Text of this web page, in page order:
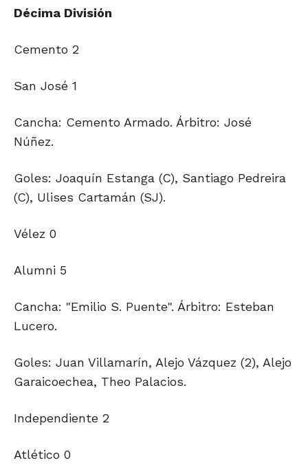
Décima División
Cemento 2
San José 1
Cancha: Cemento Armado. Árbitro: José
Núñez.
Goles: Joaquín Estanga (C), Santiago Pedreira
(C), Ulises Cartamán (SJ).
Vélez 0
Alumni 5
Cancha: "Emilio S. Puente". Árbitro: Esteban
Lucero.
Goles: Juan Villamarín, Alejo Vázquez (2), Alejo
Garaicoechea, Theo Palacios.
Independiente 2
Atlético 0